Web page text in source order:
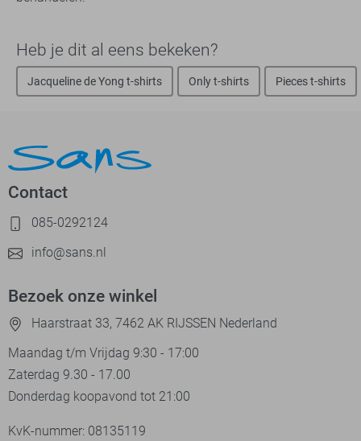
Heb je dit al eens bekeken?
Jacqueline de Yong t-shirts Only t-shirts Pieces t-shirts
Contact
085-0292124
info@sans.nl
Bezoek onze winkel
Haarstraat 33, 7462 AK RIJSSEN Nederland
Maandag t/m Vrijdag 9:30 - 17:00
Zaterdag 9.30 - 17.00
Donderdag koopavond tot 21:00
KvK-nummer: 08135119